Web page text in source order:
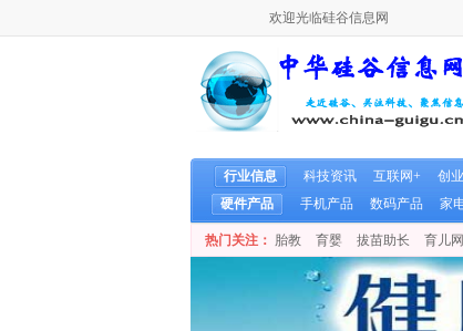
欢迎光临硅谷信息网
行业信息 科技资讯 互联网+ 创
硬件产品
手机产品 数码产品 家
热门关注： 胎教 育婴 拔苗助长 育儿网